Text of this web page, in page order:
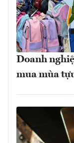
Doanh
mua mùa